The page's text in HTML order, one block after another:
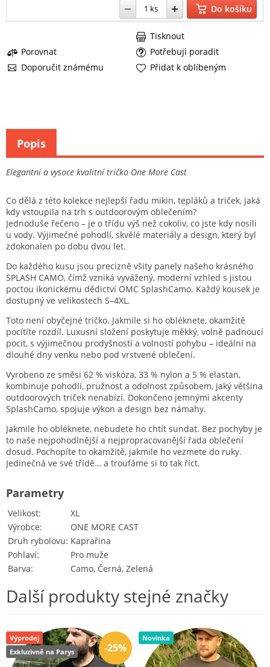
Do košíku
Porovnat
Potřebuji poradit
Doporučit známému
Tisknout
Přidat k oblíbeným
Elegantní a vysoce kvalitní tričko One More Cast
Co dělá z této kolekce nejlepší řadu mikin, tepláků a triček, jaká
kdy vstoupila na trh s outdoorovým oblečením?
Jednoduše řečeno – je o třídu výš než cokoliv, co jste kdy nosili
u vody. Výjimečné pohodlí, skvělé materiály a design, který byl
zdokonalen po dobu dvou let.
Do každého kusu jsou precizně všity panely našeho krásného
SPLASH CAMO, čímž vzniká vyvážený, moderní vzhled s jistou
poctou ikonickému dědictví OMC SplashCamo. Každý kousek je
dostupný ve velikostech S–4XL .
Toto není obyčejné tričko. Jakmile si ho obléknete, okamžitě
pocítíte rozdíl. Luxusní složení poskytuje měkký, volně padnoucí
pocit, s výjimečnou prodyšností a volností pohybu – ideální na
dlouhé dny venku nebo pod vrstvené oblečení.
Vyrobeno ze směsi 62 % viskóza, 33 % nylon a 5 % elastan,
kombinuje pohodlí, pružnost a odolnost způsobem, jaký většina
outdoorových triček nenabízí. Dokončeno jemnými akcenty
SplashCamo, spojuje výkon a design bez námahy.
Jakmile ho obléknete, nebudete ho chtít sundat. Bez pochyby je
to naše nejpohodlnější a nejpropracovanější řada oblečení
dosud. Pochopíte to okamžitě, jakmile ho vezmete do ruky.
Jedinečná ve své třídě… a troufáme si to tak říct.
Velikost
XL
Výrobce
ONE MORE CAST
Druh rybolovu Kaprařina
Pohlaví
Pro muže
Barva
Camo, Černá, Zelená
Parametry
Popis
Další produkty stejné značky
-25%
Výprodej
Exkluzivně na Parys
Novinka